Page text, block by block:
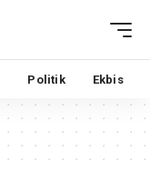
Politik Ekbis